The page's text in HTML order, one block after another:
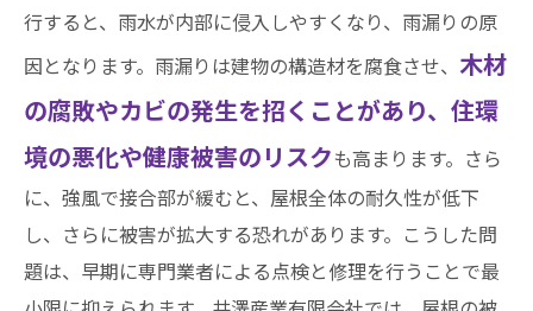
行すると、雨水が内部に侵入しやすくなり、雨漏りの原
因となります。雨漏りは建物の構造材を腐食させ、 木材
の腐敗やカビの発生を招くことがあり、住環
境の悪化や健康被害のリスクも高まります。さら
に、強風で接合部が緩むと、屋根全体の耐久性が低下
し、さらに被害が拡大する恐れがあります。こうした問
題は、早期に専門業者による点検と修理を行うことで最